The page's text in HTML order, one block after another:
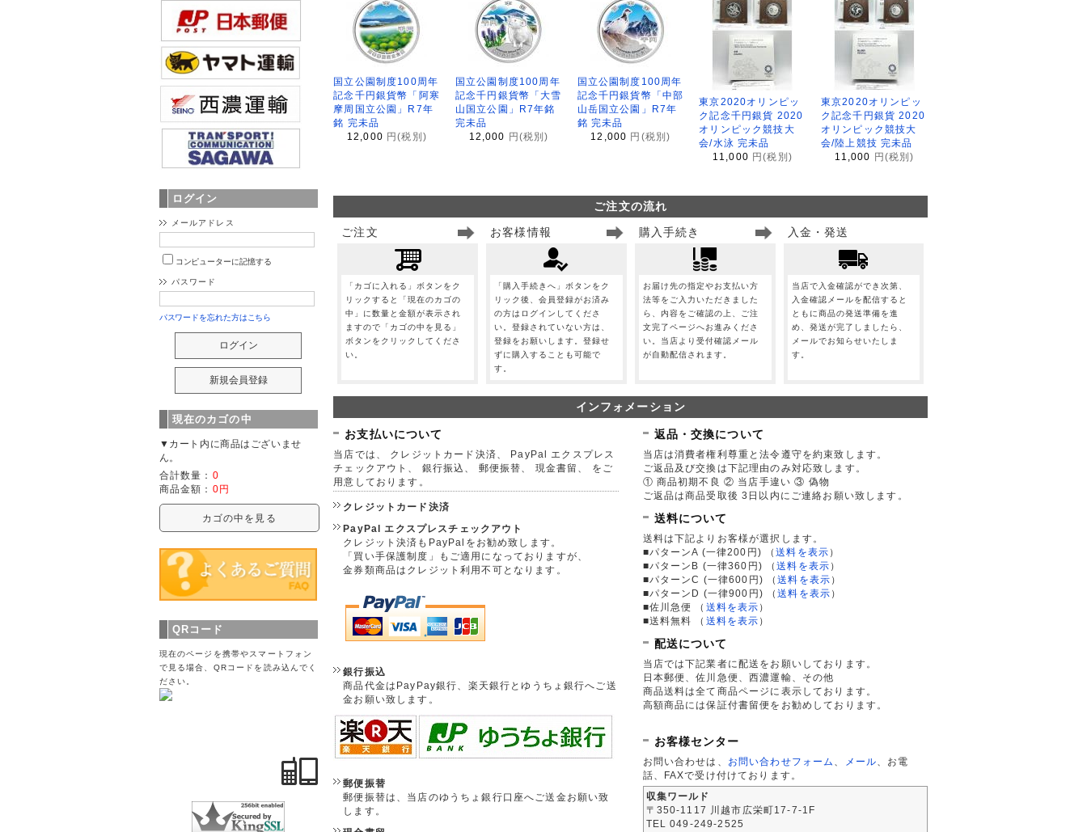
国立公園制度100周年
記念千円銀貨幣「阿寒
摩周国立公園」R7年
銘 完未品
12,000 円(税別)
国立公園制度100周年
記念千円銀貨幣「大雪
山国立公園」R7年銘
完未品
12,000
円(税別)
国立公園制度100周年
記念千円銀貨幣「中部
山岳国立公園」R7年
銘 完未品
12,000 円(税別)
東京2020オリンピッ
ク記念千円銀貨 2020
オリンピック競技大
会/水泳 完未品
11,000 円(税別)
東京2020オリンピッ
ク記念千円銀貨 2020
オリンピック競技大
会/陸上競技 完未品
11,000
円(税別)
ご注文の流れ
ご注文
「カゴに入れる」ボタンをク
リックすると「現在のカゴの
中」に数量と金額が表示され
ますので「カゴの中を見る」
ボタンをクリックしてくださ
い。
お客様情報
「購入手続きへ」ボタンをク
リック後、会員登録がお済み
の方はログインしてくださ
い。登録されていない方は、
登録をお願いします。登録せ
ずに購入することも可能で
す。
購入手続き
お届け先の指定やお支払い方
法等をご入力いただきました
ら、内容をご確認の上、ご注
文完了ページへお進みくださ
い。当店より受付確認メール
が自動配信されます。
入金・発送
当店で入金確認ができ次第、
入金確認メールを配信すると
ともに商品の発送準備を進
め、発送が完了しましたら、
メールでお知らせいたしま
す。
インフォメーション
お支払いについて
当店では、 クレジットカード決済、 PayPal エクスプレス
チェックアウト、 銀行振込、 郵便振替、 現金書留、 をご
用意しております。
クレジットカード決済
PayPal エクスプレスチェックアウト
クレジット決済もPayPalをお勧め致します。
「買い手保護制度」もご適用になっておりますが、
金券類商品はクレジット利用不可となります。
銀行振込
商品代金はPayPay銀行、楽天銀行とゆうちょ銀行へご送
金お願い致します。
郵便振替
郵便振替は、当店のゆうちょ銀行口座へご送金お願い致
します。
返品・交換について
当店は消費者権利尊重と法令遵守を約束致します。
ご返品及び交換は下記理由のみ対応致します。
① 商品初期不良 ② 当店手違い ③ 偽物
ご返品は商品受取後 3日以内にご連絡お願い致します。
送料について
送料は下記よりお客様が選択します。
■パターンA (一律200円)
（送料を表示 ）
■パターンB (一律360円)
（送料を表示 ）
■パターンC (一律600円)
（送料を表示 ）
■パターンD (一律900円)
（送料を表示 ）
■佐川急便
（ 送料を表示 ）
■送料無料
（ 送料を表示 ）
配送について
当店では下記業者に配送をお願いしております。
日本郵便、佐川急便、西濃運輸、その他
商品送料は全て商品ページに表示しております。
高額商品には保証付書留便をお勧めしております。
お客様センター
お問い合わせは、 お問い合わせフォーム メール 、お電
話、FAXで受け付けております。
収集ワールド
〒350-1117 川越市広栄町17-7-1F
TEL 049-249-2525
ログイン
メールアドレス
コンピューターに記憶する
パスワード
パスワードを忘れた方はこちら
現在のカゴの中
▼カート内に商品はございませ
ん。
合計数量： 0
商品金額： 0円
カゴの中を見る
QRコード
現在のページを携帯やスマートフォン
で見る場合、QRコードを読み込んでく
ださい。